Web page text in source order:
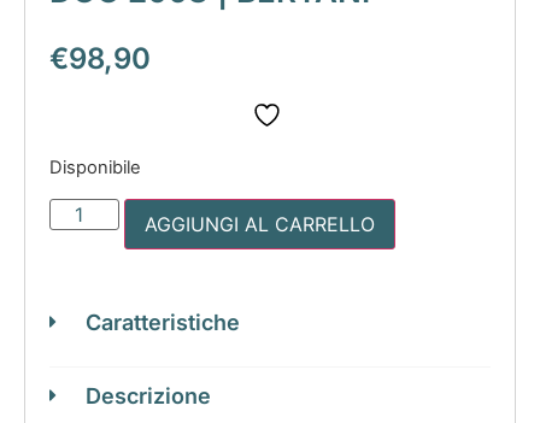
€98,90
Disponibile
AGGIUNGI AL CARRELLO
Caratteristiche
Descrizione